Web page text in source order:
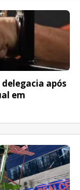
após
em